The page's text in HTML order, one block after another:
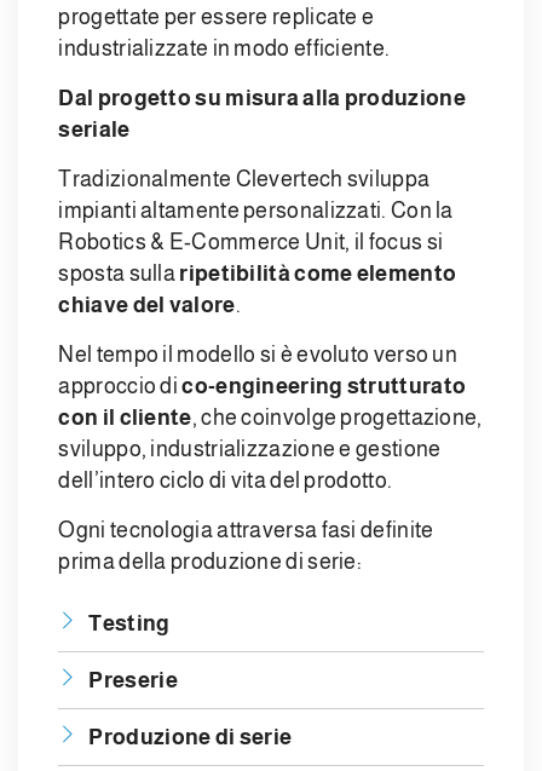
progettate per essere replicate e
industrializzate in modo efficiente.
Dal progetto su misura alla produzione
seriale
Tradizionalmente Clevertech sviluppa
impianti altamente personalizzati. Con la
Robotics & E-Commerce Unit, il focus si
sposta sulla ripetibilità come elemento
chiave del valore.
Nel tempo il modello si è evoluto verso un
approccio dico-engineering strutturato
con il cliente, che coinvolge progettazione,
sviluppo, industrializzazione e gestione
dell’intero ciclo di vita del prodotto.
Ogni tecnologia attraversa fasi definite
prima della produzione di serie:
Testing
Preserie
Produzione di serie